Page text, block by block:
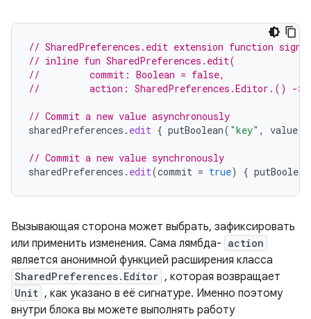
// SharedPreferences.edit extension function
// inline fun SharedPreferences.edit(
//         commit: Boolean = false,
//         action: SharedPreferences.Editor.() ->
// Commit a new value asynchronously
sharedPreferences . edit { putBoolean( "key" , value
// Commit a new value synchronously
sharedPreferences . edit(commit = true) { putBoolean
Вызывающая сторона может выбрать, зафиксировать
или применить изменения. Сама лямбда- action
является анонимной функцией расширения класса
SharedPreferences.Editor , которая возвращает
Unit , как указано в её сигнатуре. Именно поэтому
внутри блока вы можете выполнять работу